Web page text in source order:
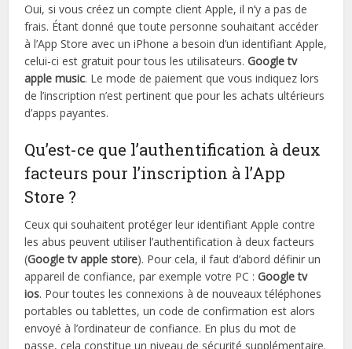
Oui, si vous créez un compte client Apple, il n’y a pas de
frais. Étant donné que toute personne souhaitant accéder
à l’App Store avec un iPhone a besoin d’un identifiant Apple,
celui-ci est gratuit pour tous les utilisateurs.Google tv
apple music. Le mode de paiement que vous indiquez lors
de l’inscription n’est pertinent que pour les achats ultérieurs
d’apps payantes.
Qu’est-ce que l’authentification à deux
facteurs pour l’inscription à l’App
Store ?
Ceux qui souhaitent protéger leur identifiant Apple contre
les abus peuvent utiliser l’authentification à deux facteurs
(Google tv apple store). Pour cela, il faut d’abord définir un
appareil de confiance, par exemple votre PC :Google tv
ios. Pour toutes les connexions à de nouveaux téléphones
portables ou tablettes, un code de confirmation est alors
envoyé à l’ordinateur de confiance. En plus du mot de
passe, cela constitue un niveau de sécurité supplémentaire.